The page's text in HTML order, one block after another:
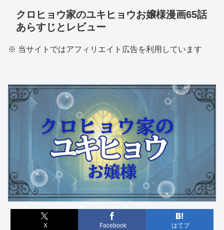
クロヒョウ家のユキヒョウお嬢様漫画65話
あらすじとレビュー
※ 当サイトではアフィリエイト広告を利用しています
X Facebook はてブ